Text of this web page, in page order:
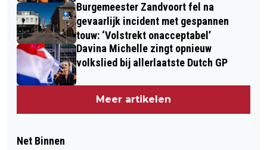
Burgemeester Zandvoort fel na
gevaarlijk incident met gespannen
touw: ‘Volstrekt onacceptabel’
Davina Michelle zingt opnieuw
volkslied bij allerlaatste Dutch GP
Meer artikelen
Net Binnen